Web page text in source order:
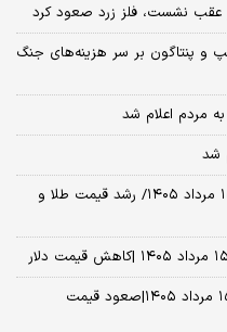
و پنتاگون بر سر هزینه‌های جنگ
مردم اعلام شد
شد
نرخ ارز دلار، طلا و یورو امروز پنجشنبه ۱۵ مرداد ۱۴۰۵/ رشد قیمت طلا و
قیمت سکه، نیم سکه و ربع سکه امروز ۱۵ مرداد ۱۴۰۵|صعود قیمت